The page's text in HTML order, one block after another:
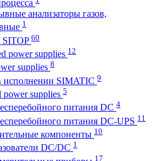
анализаторы газов,
1
SITOP 60
power supplies 12
supplies 8
исполнении SIMATIC 9
power supplies 5
питания DC 4
питания DC-UPS 11
компоненты 10
DC/DC 1
17